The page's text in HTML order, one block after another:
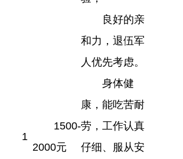
良好的亲
和力，退伍军
人优先考虑。
1
1500-
2000元
身体健
康，能吃苦耐
劳，工作认真
仔细、服从安